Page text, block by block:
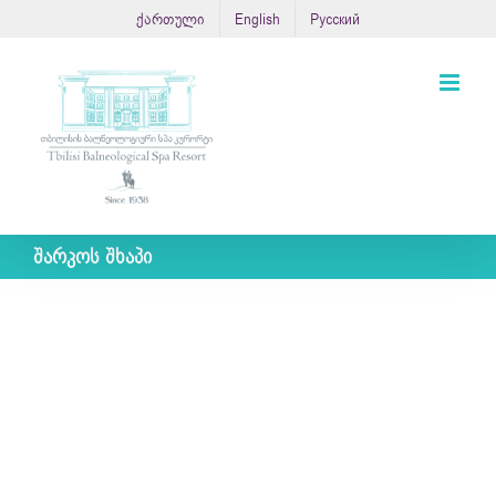
ქართული English Русский
შარკოს შხაპი